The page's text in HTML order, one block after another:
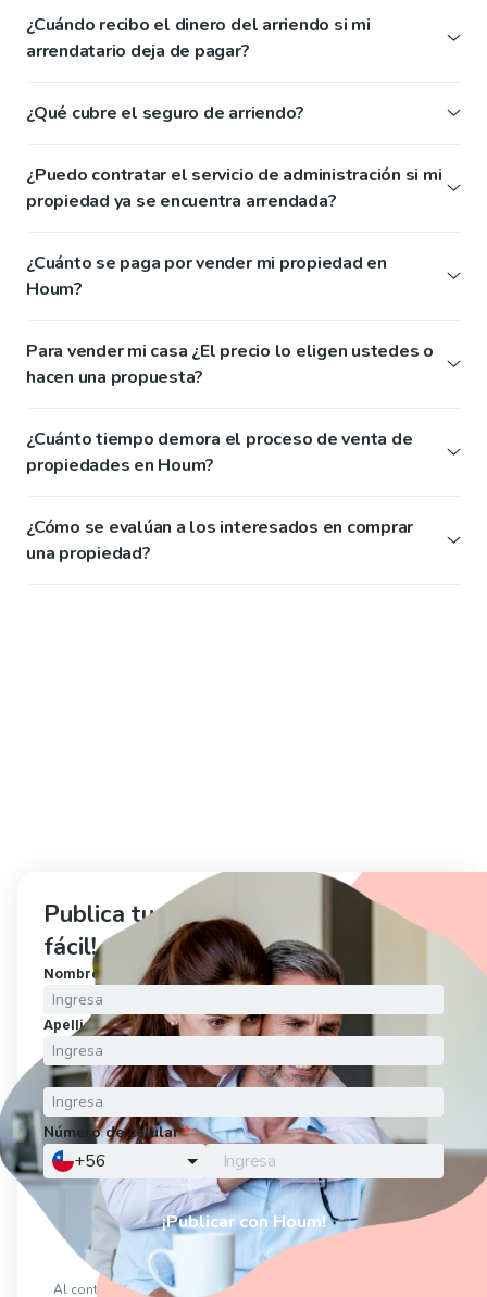
¿Cuándo recibo el dinero del arriendo si mi
arrendatario deja de pagar?
¿Qué cubre el seguro de arriendo?
¿Puedo contratar el servicio de administración si mi
propiedad ya se encuentra arrendada?
¿Cuánto se paga por vender mi propiedad en
Houm?
Para vender mi casa ¿El precio lo eligen ustedes o
hacen una propuesta?
¿Cuánto tiempo demora el proceso de venta de
propiedades en Houm?
¿Cómo se evalúan a los interesados en comprar
una propiedad?
Publica tu propiedad ahora, ¡es muy
fácil!
Nombre*
Apellido*
Correo electrónico*
Número de celular*
¿Tienes un código promocional?Agrégalo aquí
¡Publicar con Houm!
Contactar un ejecutivo
Al continuar estás aceptando los